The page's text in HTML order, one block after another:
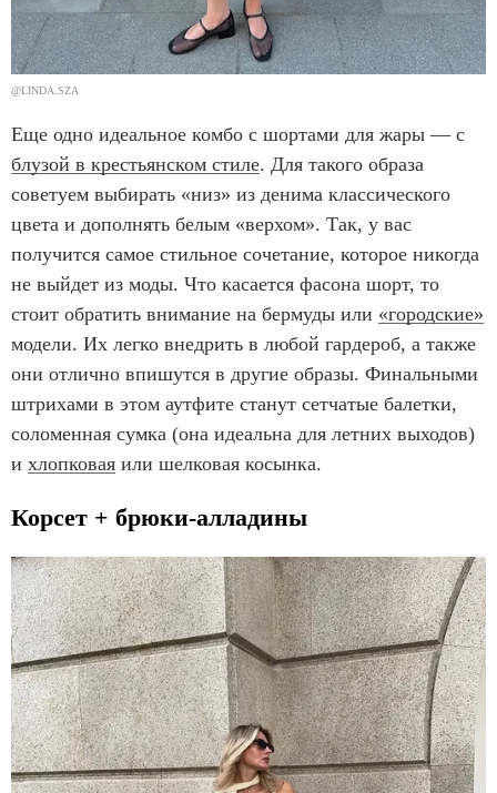
@LINDA.SZA
Еще одно идеальное комбо с шортами для жары — с
блузой в крестьянском стиле. Для такого образа
советуем выбирать «низ» из денима классического
цвета и дополнять белым «верхом». Так, у вас
получится самое стильное сочетание, которое никогда
не выйдет из моды. Что касается фасона шорт, то
стоит обратить внимание на бермуды или «городские»
модели. Их легко внедрить в любой гардероб, а также
они отлично впишутся в другие образы. Финальными
штрихами в этом аутфите станут сетчатые балетки,
соломенная сумка (она идеальна для летних выходов)
и хлопковая или шелковая косынка.
Корсет + брюки-алладины